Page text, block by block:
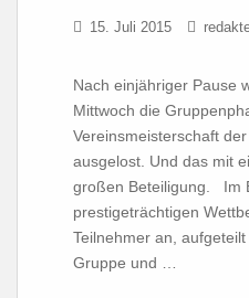
15. Juli 2015
Nach einjähriger Pause
Mittwoch die
Vereinsmeisterschaft
ausgelost. Und das mit
großen Beteiligung. Im
prestigeträchtigen
Teilnehmer an,
Gruppe und …